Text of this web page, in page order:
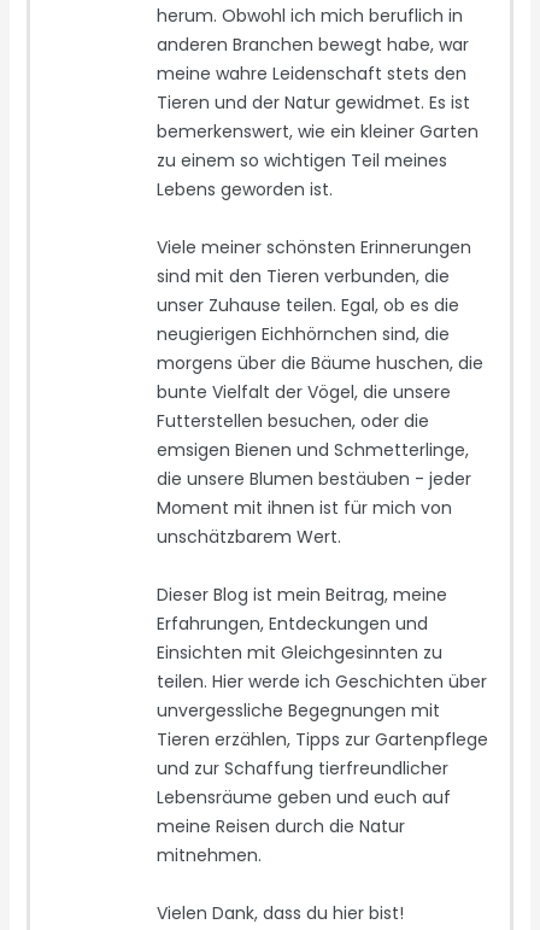
herum. Obwohl ich mich beruflich in
anderen Branchen bewegt habe, war
meine wahre Leidenschaft stets den
Tieren und der Natur gewidmet. Es ist
bemerkenswert, wie ein kleiner Garten
zu einem so wichtigen Teil meines
Lebens geworden ist.
Viele meiner schönsten Erinnerungen
sind mit den Tieren verbunden, die
unser Zuhause teilen. Egal, ob es die
neugierigen Eichhörnchen sind, die
morgens über die Bäume huschen, die
bunte Vielfalt der Vögel, die unsere
Futterstellen besuchen, oder die
emsigen Bienen und Schmetterlinge,
die unsere Blumen bestäuben - jeder
Moment mit ihnen ist für mich von
unschätzbarem Wert.
Dieser Blog ist mein Beitrag, meine
Erfahrungen, Entdeckungen und
Einsichten mit Gleichgesinnten zu
teilen. Hier werde ich Geschichten über
unvergessliche Begegnungen mit
Tieren erzählen, Tipps zur Gartenpflege
und zur Schaffung tierfreundlicher
Lebensräume geben und euch auf
meine Reisen durch die Natur
mitnehmen.
Vielen Dank, dass du hier bist!